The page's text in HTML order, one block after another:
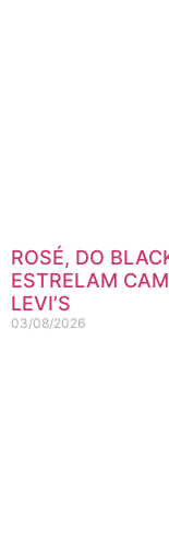
ROSÉ, DO
ESTRELAM
LEVI’S
03/08/2026